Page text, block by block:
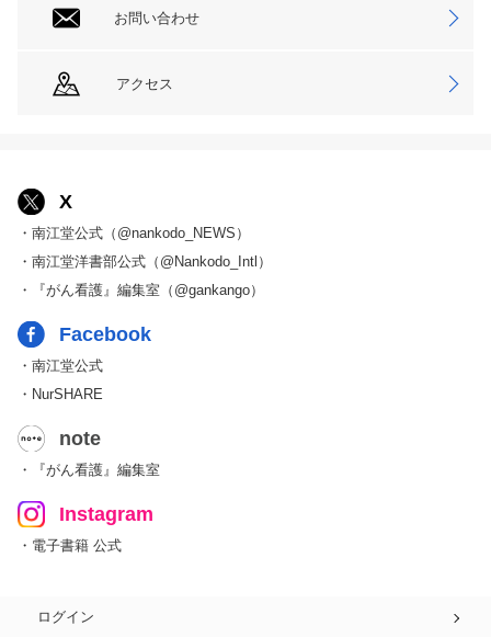
お問い合わせ
アクセス
X
・南江堂公式（@nankodo_NEWS）
・南江堂洋書部公式（@Nankodo_Intl）
・『がん看護』編集室（@gankango）
Facebook
・南江堂公式
・NurSHARE
note
・『がん看護』編集室
Instagram
・電子書籍 公式
ログイン